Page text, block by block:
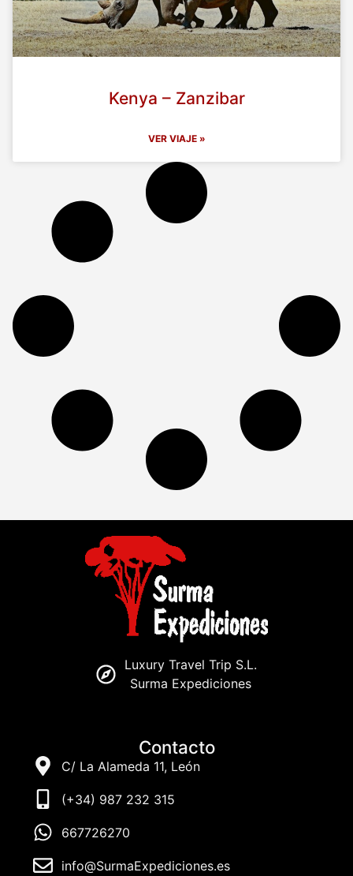
Kenya – Zanzibar
VER VIAJE »
Luxury Travel Trip S.L.
Surma Expediciones
Contacto
C/ La Alameda 11, León
(+34) 987 232 315
667726270
info@SurmaExpediciones.es